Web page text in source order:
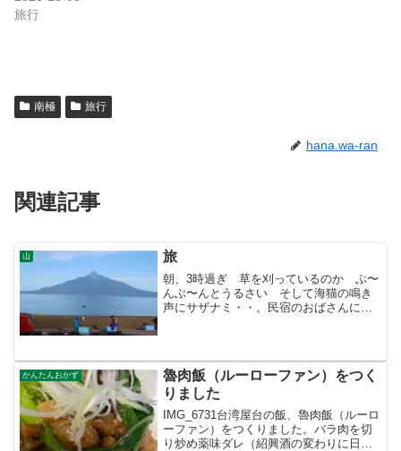
旅行
南極 旅行
hana.wa-ran
関連記事
山 旅
朝、3時過ぎ 草を刈っているのか ぶ〜
んぶ〜んとうるさい そして海猫の鳴き
声にサザナミ・・。民宿のおばさんに聞
月・・。遊ぶ時は痛くないの...
かんたんおかず
魯肉飯（ルーローファン）をつく
りました
IMG_6731台湾屋台の飯、魯肉飯（ルーロ
ーファン）をつくりました。バラ肉を切
り炒め薬味ダレ（紹興酒の変わりに日本